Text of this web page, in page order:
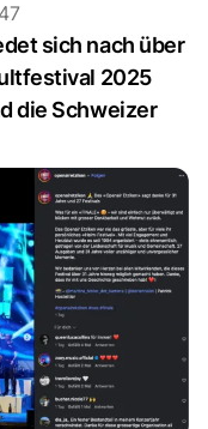
sich nach über
2025
die Schweizer